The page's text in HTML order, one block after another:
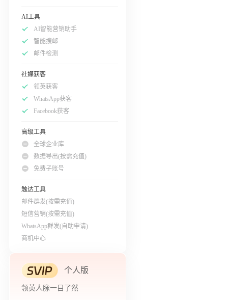
AI工具
AI智能营销助手
智能搜邮
邮件检测
社媒获客
领英获客
WhatsApp获客
Facebook获客
高级工具
全球企业库
数据导出(按需充值)
免费子账号
触达工具
邮件群发(按需充值)
短信营销(按需充值)
WhatsApp群发(自助申请)
商机中心
个人版
领英人脉一目了然